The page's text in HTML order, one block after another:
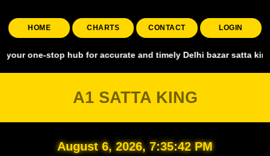
HOME CHARTS CONTACT LOGIN
hub for accurate and timely Delhi bazar satta king,
A1 SATTA KING
August 6, 2026, 7:35:43 PM